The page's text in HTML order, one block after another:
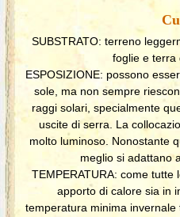
SUBSTRATO: terreno
foglie e terra
ESPOSIZIONE: possono
sole, ma non sempre
raggi solari, specialmente
uscite di serra. La
molto luminoso. Nonostante
meglio si adattano
TEMPERATURA: come
apporto di calore sia in
temperatura minima